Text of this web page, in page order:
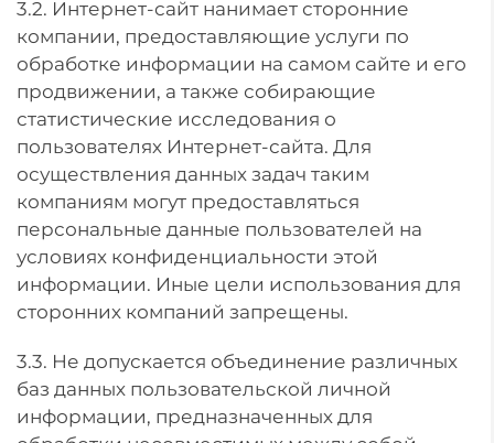
3.2. Интернет-сайт нанимает сторонние
компании, предоставляющие услуги по
обработке информации на самом сайте и его
продвижении, а также собирающие
статистические исследования о
пользователях Интернет-сайта. Для
осуществления данных задач таким
компаниям могут предоставляться
персональные данные пользователей на
условиях конфиденциальности этой
информации. Иные цели использования для
сторонних компаний запрещены.
3.3. Не допускается объединение различных
баз данных пользовательской личной
информации, предназначенных для